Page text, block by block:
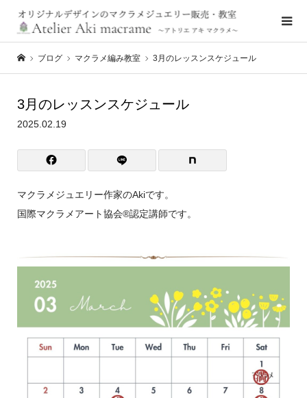
ブログ マクラメ編み教室 3月のレッスンスケジュール
3月のレッスンスケジュール
2025.02.19
マクラメジュエリー作家のAkiです。
国際マクラメアート協会®️認定講師です。